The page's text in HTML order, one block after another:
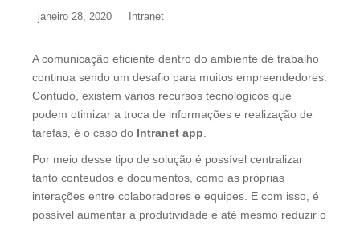
janeiro 28, 2020 Intranet
A comunicação eficiente dentro do ambiente de trabalho
continua sendo um desafio para muitos empreendedores.
Contudo, existem vários recursos tecnológicos que
podem otimizar a troca de informações e realização de
tarefas, é o caso do Intranet app
Por meio desse tipo de solução é possível centralizar
tanto conteúdos e documentos, como as próprias
interações entre colaboradores e equipes. E com isso, é
possível aumentar a produtividade e até mesmo reduzir o